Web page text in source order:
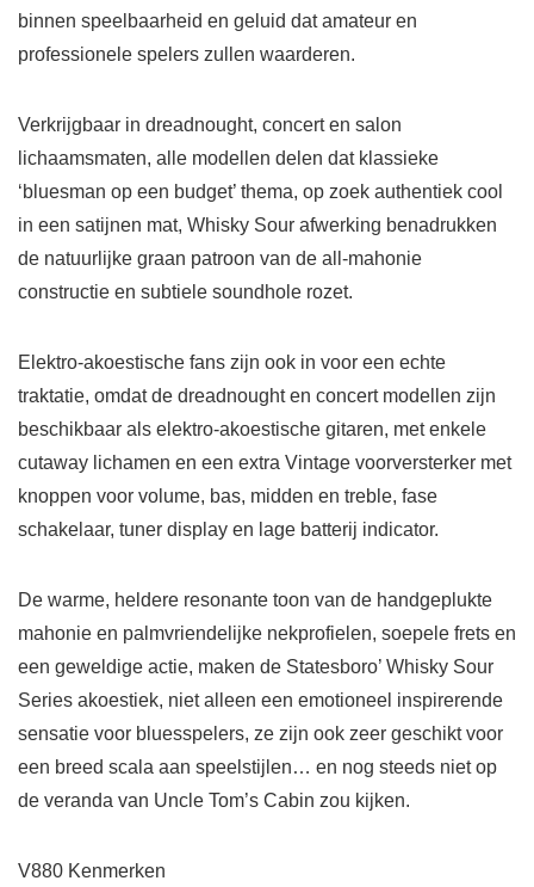
binnen speelbaarheid en geluid dat amateur en
professionele spelers zullen waarderen.
Verkrijgbaar in dreadnought, concert en salon
lichaamsmaten, alle modellen delen dat klassieke
‘bluesman op een budget’ thema, op zoek authentiek cool
in een satijnen mat, Whisky Sour afwerking benadrukken
de natuurlijke graan patroon van de all-mahonie
constructie en subtiele soundhole rozet.
Elektro-akoestische fans zijn ook in voor een echte
traktatie, omdat de dreadnought en concert modellen zijn
beschikbaar als elektro-akoestische gitaren, met enkele
cutaway lichamen en een extra Vintage voorversterker met
knoppen voor volume, bas, midden en treble, fase
schakelaar, tuner display en lage batterij indicator.
De warme, heldere resonante toon van de handgeplukte
mahonie en palmvriendelijke nekprofielen, soepele frets en
een geweldige actie, maken de Statesboro’ Whisky Sour
Series akoestiek, niet alleen een emotioneel inspirerende
sensatie voor bluesspelers, ze zijn ook zeer geschikt voor
een breed scala aan speelstijlen… en nog steeds niet op
de veranda van Uncle Tom’s Cabin zou kijken.
V880 Kenmerken